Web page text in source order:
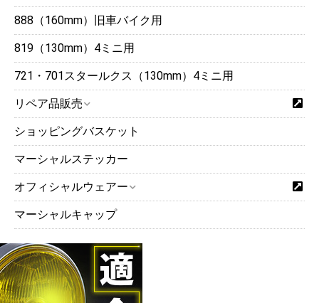
888（160mm）旧車バイク用
819（130mm）4ミニ用
721・701スタールクス（130mm）4ミニ用
リペア品販売
ショッピングバスケット
マーシャルステッカー
オフィシャルウェアー
マーシャルキャップ